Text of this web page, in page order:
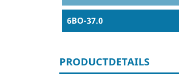
6BO-37.0
PRODUCTDETAILS